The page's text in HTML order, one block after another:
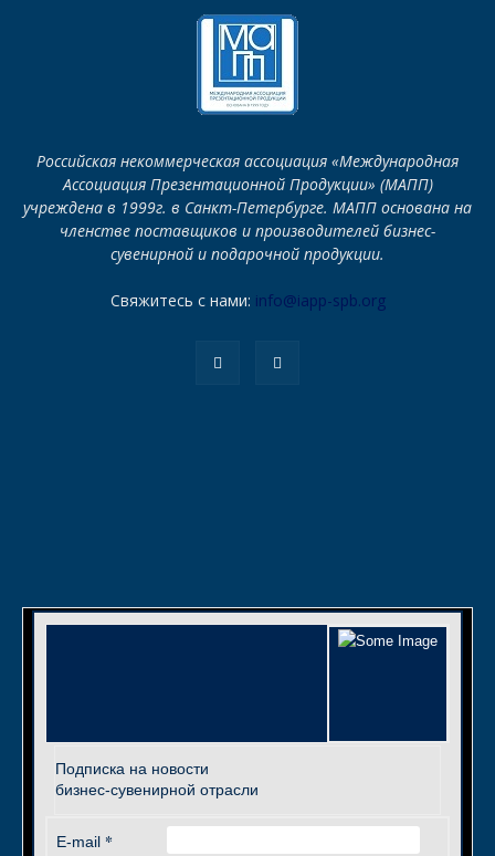
Российская некоммерческая ассоциация «Международная
Ассоциация Презентационной Продукции» (МАПП)
учреждена в 1999г. в Санкт-Петербурге. МАПП основана на
членстве поставщиков и производителей бизнес-
сувенирной и подарочной продукции.
Свяжитесь с нами: info@iapp-spb.org
Подписка на новости
бизнес-сувенирной отрасли
E-mail *